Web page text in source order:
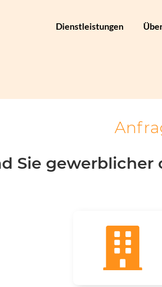
Dienstleistungen
Sie